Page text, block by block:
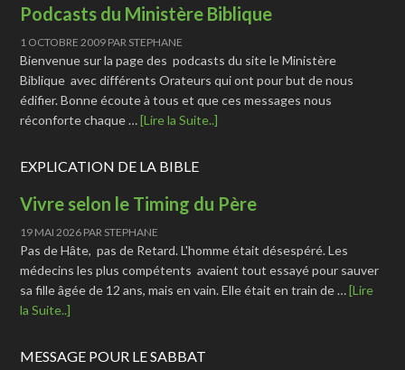
Podcasts du Ministère Biblique
1 OCTOBRE 2009 PAR STEPHANE
Bienvenue sur la page des podcasts du site le Ministère
Biblique avec différents Orateurs qui ont pour but de nous
édifier. Bonne écoute à tous et que ces messages nous
réconforte chaque …[Lire la Suite..]
EXPLICATION DE LA BIBLE
Vivre selon le Timing du Père
19 MAI 2026 PAR STEPHANE
Pas de Hâte, pas de Retard. L'homme était désespéré. Les
médecins les plus compétents avaient tout essayé pour sauver
sa fille âgée de 12 ans, mais en vain. Elle était en train de …[Lire
la Suite..]
MESSAGE POUR LE SABBAT